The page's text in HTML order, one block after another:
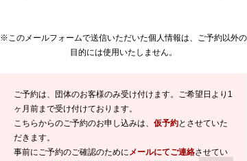
※このメールフォームで送信いただいた個人情報は、ご予約以外の
目的には使用いたしません。
ご予約は、団体のお客様のみ受け付けます。ご希望日より1
ヶ月前まで受け付けております。
こちらからのご予約のお申し込みは、 仮予約とさせていた
だきます。
事前にご予約のご確認のためにメールにてご連絡させてい